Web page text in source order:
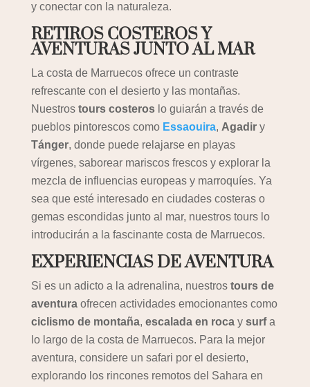
y conectar con la naturaleza.
RETIROS COSTEROS Y
AVENTURAS JUNTO AL MAR
La costa de Marruecos ofrece un contraste
refrescante con el desierto y las montañas.
Nuestros tours costeroslo guiarán a través de
pueblos pintorescos como Essaouira, Agadiry
Tánger, donde puede relajarse en playas
vírgenes, saborear mariscos frescos y explorar la
mezcla de influencias europeas y marroquíes. Ya
sea que esté interesado en ciudades costeras o
gemas escondidas junto al mar, nuestros tours lo
introducirán a la fascinante costa de Marruecos.
EXPERIENCIAS DE AVENTURA
Si es un adicto a la adrenalina, nuestros tours de
aventuraofrecen actividades emocionantes como
ciclismo de montaña, escalada en rocay surfa
lo largo de la costa de Marruecos. Para la mejor
aventura, considere un safari por el desierto,
explorando los rincones remotos del Sahara en